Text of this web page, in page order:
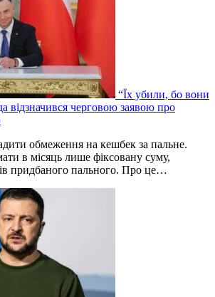
“Їх убили, бо вони
відзначився черговою заявою про
обмеження на кешбек за пальне.
в місяць лише фіксовану суму,
придбаного пального. Про це…